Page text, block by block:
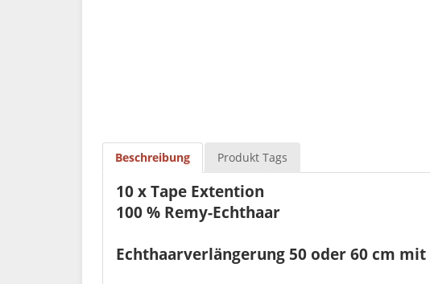
Beschreibung Produkt Tags
10 x Tape Extention
100 % Remy-Echthaar
Echthaarverlängerung 50 oder 60 cm